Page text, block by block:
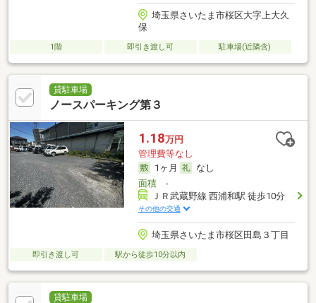
埼玉県さいたま市桜区大字上大久
保
1階 即引き渡し可 駐車場(近隣含)
貸駐車場
ノースパーキング第３
1.18万円
管理費等なし
1ヶ月
なし
面積-
ＪＲ武蔵野線 西浦和駅 徒歩10分
その他の交通
埼玉県さいたま市桜区田島３丁目
即引き渡し可 駅から徒歩10分以内
貸駐車場